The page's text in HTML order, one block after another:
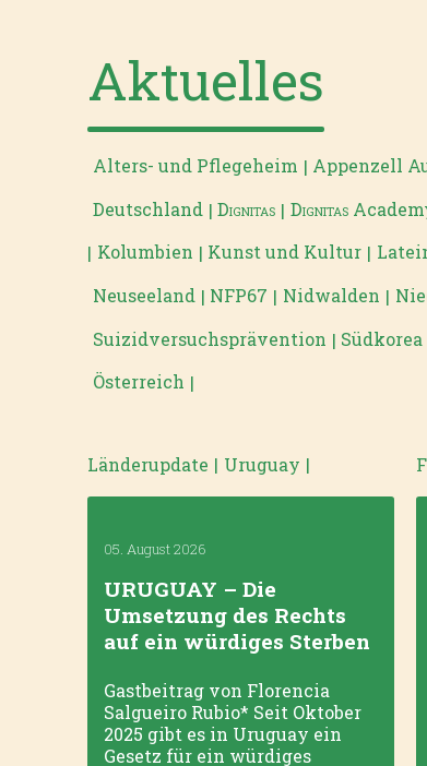
Aktuelles
Alters- und Pflegeheim | Appenzell
Deutschland | Dignitas | Dignitas
| Kolumbien | Kunst und Kultur |
Neuseeland | NFP67 | Nidwalden |
Suizidversuchsprävention | Südkorea
Österreich |
Länderupdate | Uruguay |
05. August 2026
URUGUAY – Die
Umsetzung des Rechts
auf ein würdiges Sterben
Gastbeitrag von Florencia
Salgueiro Rubio* Seit Oktober
2025 gibt es in Uruguay ein
Gesetz für ein würdiges